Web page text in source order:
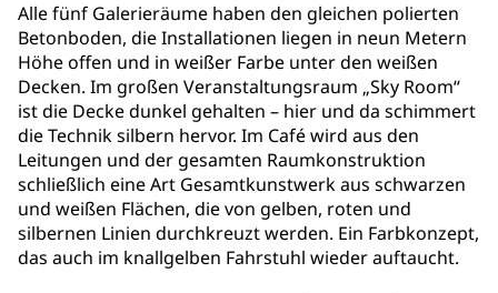
Alle fünf Galerieräume haben den gleichen polierten
Betonboden, die Installationen liegen in neun Metern
Höhe offen und in weißer Farbe unter den weißen
Decken. Im großen Veranstaltungsraum „Sky Room“
ist die Decke dunkel gehalten – hier und da schimmert
die Technik silbern hervor. Im Café wird aus den
Leitungen und der gesamten Raumkonstruktion
schließlich eine Art Gesamtkunstwerk aus schwarzen
und weißen Flächen, die von gelben, roten und
silbernen Linien durchkreuzt werden. Ein Farbkonzept,
das auch im knallgelben Fahrstuhl wieder auftaucht.